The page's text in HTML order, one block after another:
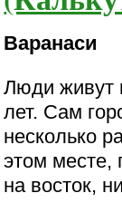
Варанаси
Люди живут
лет. Сам
несколько
этом месте,
на восток,